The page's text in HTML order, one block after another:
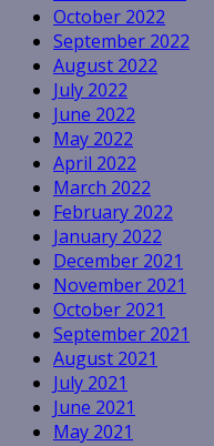
October 2022
September 2022
August 2022
July 2022
June 2022
May 2022
April 2022
March 2022
February 2022
January 2022
December 2021
November 2021
October 2021
September 2021
August 2021
July 2021
June 2021
May 2021